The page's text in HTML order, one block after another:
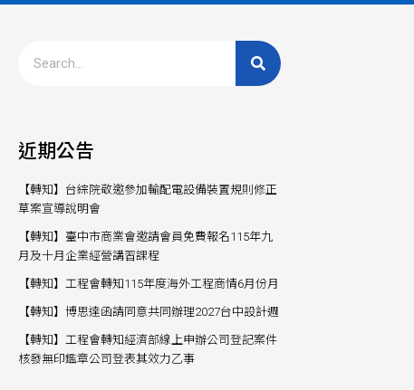
近期公告
【轉知】台綜院敬邀參加輸配電設備裝置規則修正
草案宣導說明會
【轉知】臺中市商業會邀請會員免費報名115年九
月及十月企業經營講習課程
【轉知】工程會轉知115年度海外工程商情6月份月
【轉知】博思達函請同意共同辦理2027台中設計週
【轉知】工程會轉知經濟部線上申辦公司登記案件
核發無印鑑章公司登表其效力乙事